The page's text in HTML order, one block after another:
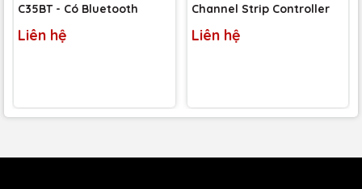
C35BT - Có Bluetooth
Liên hệ
Channel Strip Controller
Liên hệ